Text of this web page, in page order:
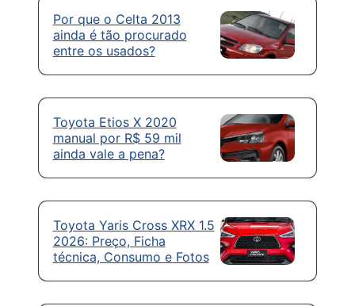
Por que o Celta 2013
ainda é tão procurado
entre os usados?
Toyota Etios X 2020
manual por R$ 59 mil
ainda vale a pena?
Toyota Yaris Cross XRX 1.5
2026: Preço, Ficha
técnica, Consumo e Fotos